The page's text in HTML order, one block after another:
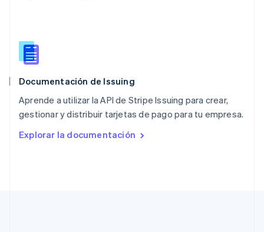
Documentación de Issuing
Aprende a utilizar la API de Stripe Issuing para crear,
gestionar y distribuir tarjetas de pago para tu empresa.
Explorar la documentación
Português
RAE de Hong Kong, China
Reino Unido
República Checa
English
English